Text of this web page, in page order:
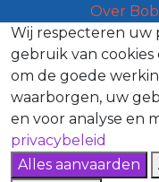
Over
Wij respecteren uw
gebruik van
om de goede
waarborgen, uw
en voor analyse en
privacybeleid
Alles aanvaarden